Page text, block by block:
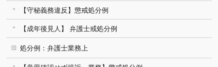
【守秘義務違反】懲戒処分例
【成年後見人】 弁護士戒処分例
処分例：弁護士業務上